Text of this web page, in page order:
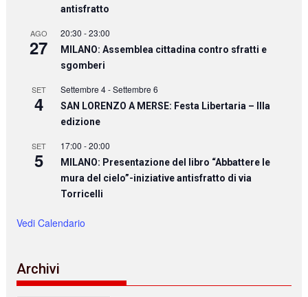
antisfratto
AGO
27
20:30 -23:00
MILANO: Assemblea cittadina contro sfratti e
sgomberi
SET
4
Settembre 4-Settembre 6
SAN LORENZO A MERSE: Festa Libertaria – IIIa
edizione
SET
5
17:00 -20:00
MILANO: Presentazione del libro “Abbattere le
mura del cielo”-iniziative antisfratto di via
Torricelli
Vedi Calendario
Archivi